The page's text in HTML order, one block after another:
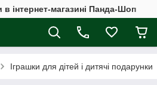
інтернет-магазині Панда-Шоп
Іграшки для дітей і дитячі подарунки